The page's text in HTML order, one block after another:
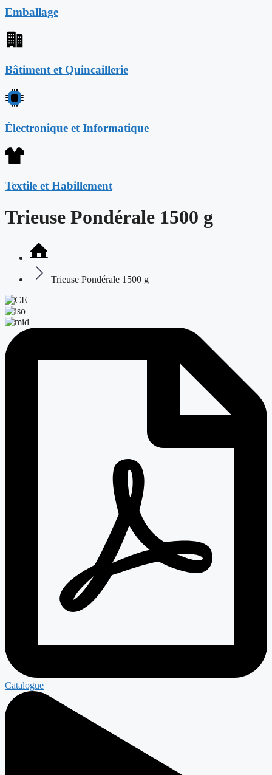
Emballage
Bâtiment et Quincaillerie
Électronique et Informatique
Textile et Habillement
Trieuse Pondérale 1500 g
Trieuse Pondérale 1500 g
Catalogue